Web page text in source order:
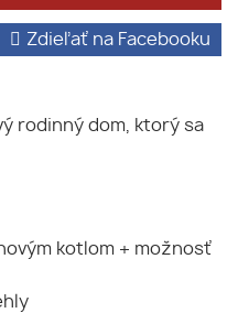
Zdieľať na Facebooku
rodinný dom, ktorý sa
kotlom + možnosť